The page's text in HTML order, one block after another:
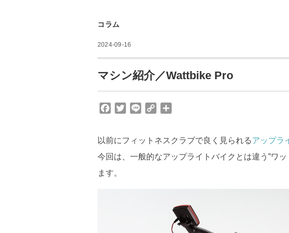
コラム
2024-09-16
マシン紹介／Wattbike Pro
e
b
o
o
t
e
y
L
i
以前にフィットネスクラブで良く見られるアップラ
今回は、一般的なアップライトバイクとは違う”ワ
ます。